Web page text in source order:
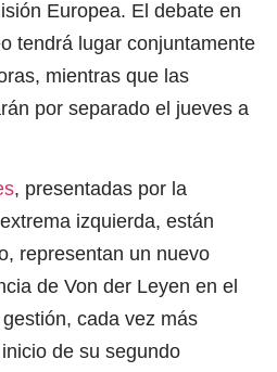
Europea. El debate en
tendrá lugar conjuntamente
mientras que las
por separado el jueves a
, presentadas por la
izquierda, están
representan un nuevo
de Von der Leyen en el
cada vez más
de su segundo